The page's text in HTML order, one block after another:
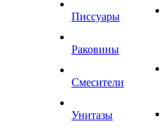
Писсуары
Раковины
Смесители
Унитазы